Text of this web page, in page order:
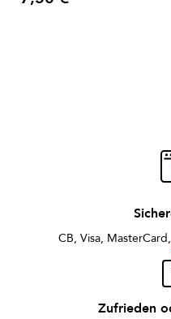
Preis
CB, Visa,
Zufrieden